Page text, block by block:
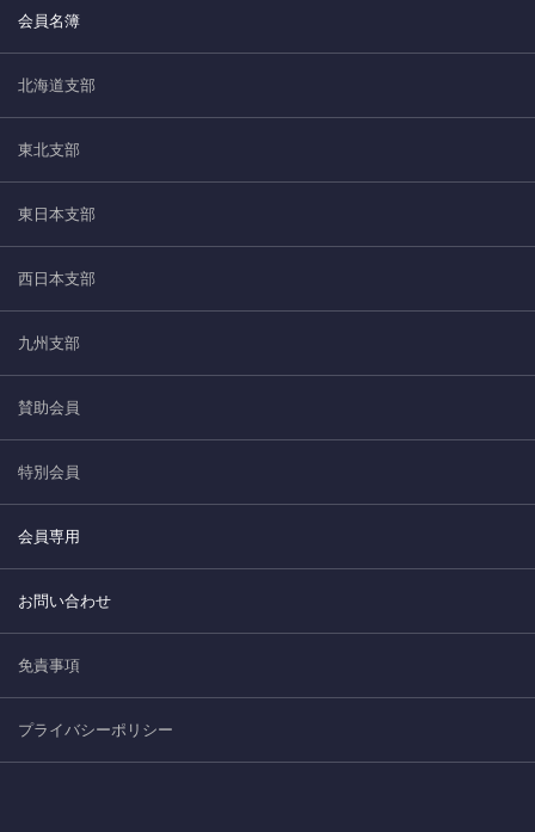
会員名簿
北海道支部
東北支部
東日本支部
西日本支部
九州支部
賛助会員
特別会員
会員専用
お問い合わせ
免責事項
プライバシーポリシー